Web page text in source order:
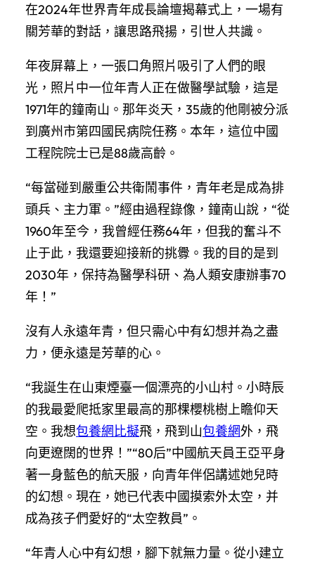
在2024年世界青年成長論壇揭幕式上，一場有
關芳華的對話，讓思路飛揚，引世人共識。
年夜屏幕上，一張口角照片吸引了人們的眼
光，照片中一位年青人正在做醫學試驗，這是
1971年的鐘南山。那年炎天，35歲的他剛被分派
到廣州市第四國民病院任務。本年，這位中國
工程院院士已是88歲高齡。
“每當碰到嚴重公共衛鬧事件，青年老是成為排
頭兵、主力軍。”經由過程錄像，鐘南山說，“從
1960年至今，我曾經任務64年，但我的奮斗不
止于此，我還要迎接新的挑釁。我的目的是到
2030年，保持為醫學科研、為人類安康辦事70
年！”
沒有人永遠年青，但只需心中有幻想并為之盡
力，便永遠是芳華的心。
“我誕生在山東煙臺一個漂亮的小山村。小時辰
的我最愛爬抵家里最高的那棵櫻桃樹上瞻仰天
空。我想包養網比擬飛，飛到山包養網外，飛
向更遼闊的世界！”“80后”中國航天員王亞平身
著一身藍色的航天服，向青年伴侶講述她兒時
的幻想。現在，她已代表中國摸索外太空，并
成為孩子們愛好的“太空教員”。
“年青人心中有幻想，腳下就無力量。從小建立